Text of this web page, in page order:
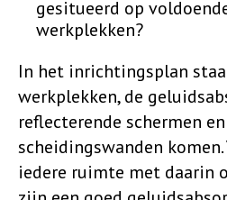
gesitueerd op
werkplekken?
In het inrichtingsplan
werkplekken, de
reflecterende schermen
scheidingswanden
iedere ruimte met daarin